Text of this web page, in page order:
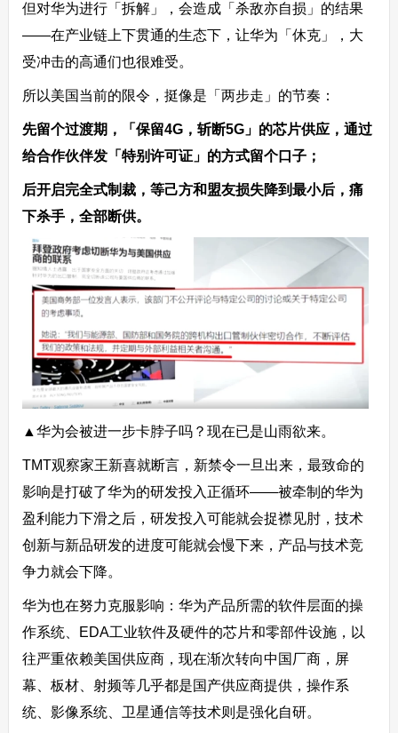
但对华为进行「拆解」，会造成「杀敌亦自损」的结果
——在产业链上下贯通的生态下，让华为「休克」，大
受冲击的高通们也很难受。
所以美国当前的限令，挺像是「两步走」的节奏：
先留个过渡期，「保留4G，斩断5G」的芯片供应，通过
给合作伙伴发「特别许可证」的方式留个口子；
后开启完全式制裁，等己方和盟友损失降到最小后，痛
下杀手，全部断供。
▲华为会被进一步卡脖子吗？现在已是山雨欲来。
TMT观察家王新喜就断言，新禁令一旦出来，最致命的
影响是打破了华为的研发投入正循环——被牵制的华为
盈利能力下滑之后，研发投入可能就会捉襟见肘，技术
创新与新品研发的进度可能就会慢下来，产品与技术竞
争力就会下降。
华为也在努力克服影响：华为产品所需的软件层面的操
作系统、EDA工业软件及硬件的芯片和零部件设施，以
往严重依赖美国供应商，现在渐次转向中国厂商，屏
幕、板材、射频等几乎都是国产供应商提供，操作系
统、影像系统、卫星通信等技术则是强化自研。